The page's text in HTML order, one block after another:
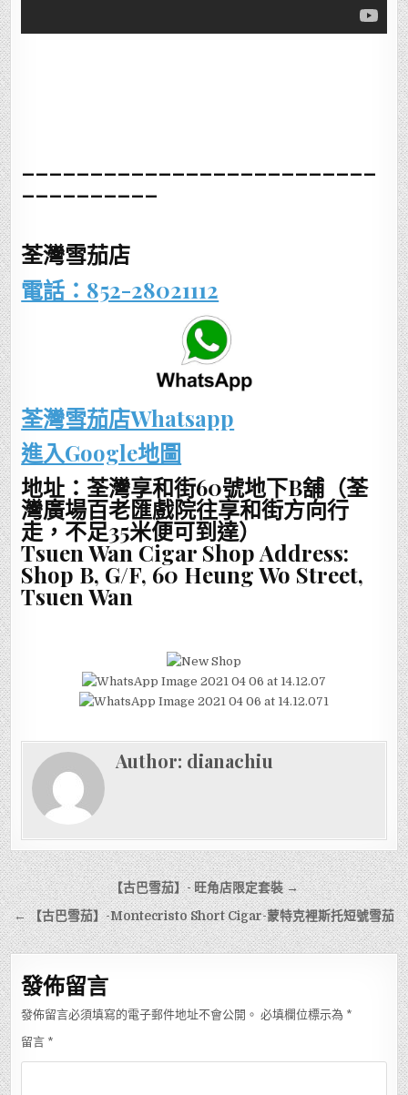
__________
荃灣雪茄店
電話：852-28021112
荃灣雪茄店Whatsapp
進入Google地圖
地址：荃灣享和街60號地下B舖（荃
灣廣場百老匯戲院往享和街方向行
走，不足35米便可到達）
Tsuen Wan Cigar Shop Address:
Shop B, G/F, 60 Heung Wo Street,
Tsuen Wan
Author: dianachiu
文
章
導
覽
【古巴雪茄】- 旺⻆店限定套裝 →
← 【古巴雪茄】-Montecristo Short Cigar-蒙特克裡斯托短號雪茄
發佈留言
發佈留言必須填寫的電子郵件地址不會公開。 必填欄位標示為 *
留言 *